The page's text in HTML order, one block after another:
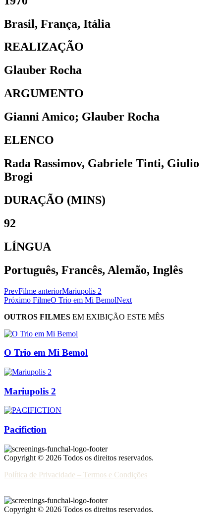
Brasil, França, Itália
REALIZAÇÃO
Glauber Rocha
ARGUMENTO
Gianni Amico; Glauber Rocha
ELENCO
Rada Rassimov, Gabriele Tinti, Giulio
Brogi
DURAÇÃO (MINS)
92
LÍNGUA
Português, Francês, Alemão, Inglês
PrevFilme anteriorMariupolis 2
Próximo FilmeO Trio em Mi BemolNext
OUTROS FILMES EM EXIBIÇÃO ESTE MÊS
O Trio em Mi Bemol
Mariupolis 2
Pacifiction
Copyright © 2026 Todos os direitos reservados.
Política de Privacidade – Termos e Condições
Copyright © 2026 Todos os direitos reservados.